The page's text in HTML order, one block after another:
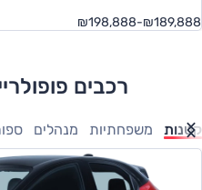
₪189,888-₪198,888
רכבים
קטנות משפחתיות מנהלים